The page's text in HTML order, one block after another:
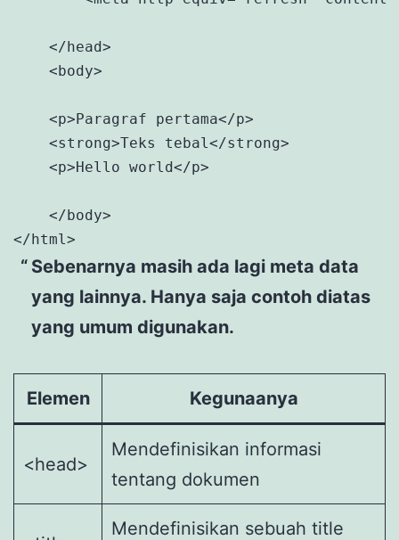
    </head>
    <body>
    <p>Paragraf pertama</p>
    <strong>Teks tebal</strong>
    <p>Hello world</p>
    </body>
</html>
Sebenarnya masih ada lagi meta data
yang lainnya. Hanya saja contoh diatas
yang umum digunakan.
Elemen Kegunaanya
<head>
Mendefinisikan informasi
tentang dokumen
Mendefinisikan sebuah title